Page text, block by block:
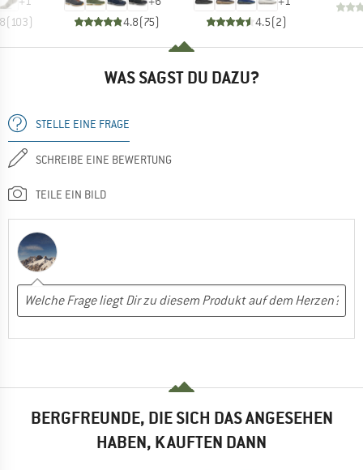
(103)
4.8(75)
4.5(2)
WAS SAGST DU DAZU?
STELLE EINE FRAGE
SCHREIBE EINE BEWERTUNG
TEILE EIN BILD
BERGFREUNDE, DIE SICH DAS ANGESEHEN
HABEN, KAUFTEN DANN